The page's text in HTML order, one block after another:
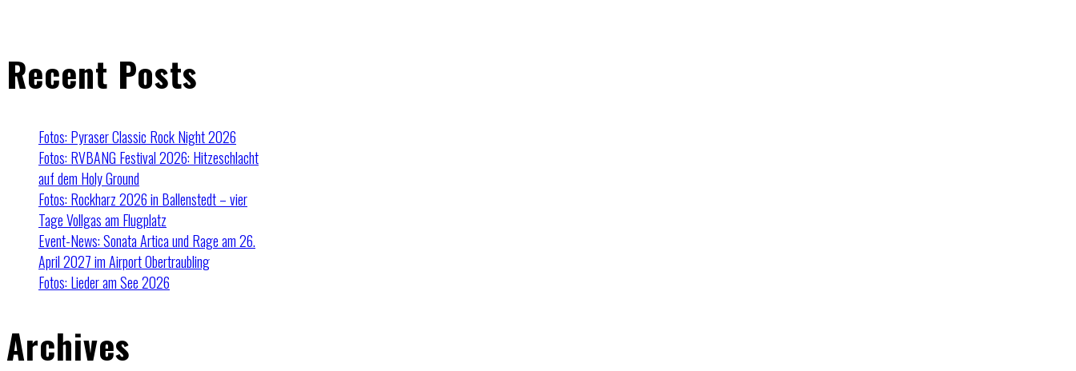
Recent Posts
Fotos: Pyraser Classic Rock Night 2026
Fotos: RVBANG Festival 2026: Hitzeschlacht
auf dem Holy Ground
Fotos: Rockharz 2026 in Ballenstedt – vier
Tage Vollgas am Flugplatz
Event-News: Sonata Artica und Rage am 26.
April 2027 im Airport Obertraubling
Fotos: Lieder am See 2026
Archives